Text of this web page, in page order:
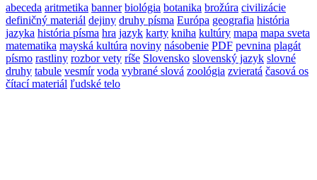
abeceda aritmetika banner biológia botanika brožúra civilizácie
definičný materiál dejiny druhy písma Európa geografia história
jazyka história písma hra jazyk karty kniha kultúry mapa mapa sveta
matematika mayská kultúra noviny násobenie PDF pevnina plagát
písmo rastliny rozbor vety ríše Slovensko slovenský jazyk slovné
druhy tabule vesmír voda vybrané slová zoológia zvieratá časová os
čítací materiál ľudské telo